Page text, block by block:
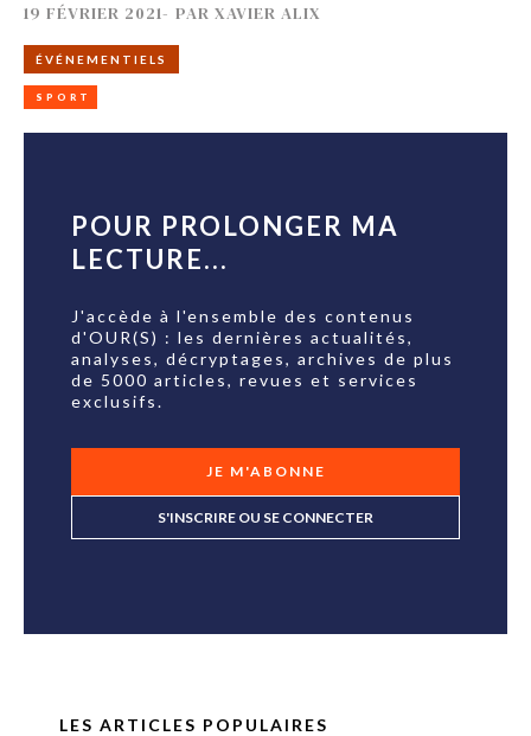
19 FÉVRIER 2021- PAR XAVIER ALIX
ÉVÉNEMENTIELS
SPORT
POUR PROLONGER MA
LECTURE...
J'accède à l'ensemble des contenus
d'OUR(S) : les dernières actualités,
analyses, décryptages, archives de plus
de 5000 articles, revues et services
exclusifs.
JE M'ABONNE
S'INSCRIRE OU SE CONNECTER
LES ARTICLES POPULAIRES